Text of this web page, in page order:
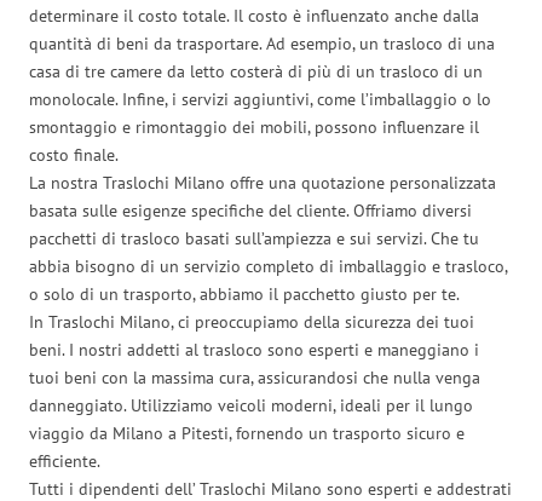
determinare il costo totale. Il costo è influenzato anche dalla
quantità di beni da trasportare. Ad esempio, un trasloco di una
casa di tre camere da letto costerà di più di un trasloco di un
monolocale. Infine, i servizi aggiuntivi, come l’imballaggio o lo
smontaggio e rimontaggio dei mobili, possono influenzare il
costo finale.
La nostra Traslochi Milano offre una quotazione personalizzata
basata sulle esigenze specifiche del cliente. Offriamo diversi
pacchetti di trasloco basati sull’ampiezza e sui servizi. Che tu
abbia bisogno di un servizio completo di imballaggio e trasloco,
o solo di un trasporto, abbiamo il pacchetto giusto per te.
In Traslochi Milano, ci preoccupiamo della sicurezza dei tuoi
beni. I nostri addetti al trasloco sono esperti e maneggiano i
tuoi beni con la massima cura, assicurandosi che nulla venga
danneggiato. Utilizziamo veicoli moderni, ideali per il lungo
viaggio da Milano a Pitesti, fornendo un trasporto sicuro e
efficiente.
Tutti i dipendenti dell’ Traslochi Milano sono esperti e addestrati